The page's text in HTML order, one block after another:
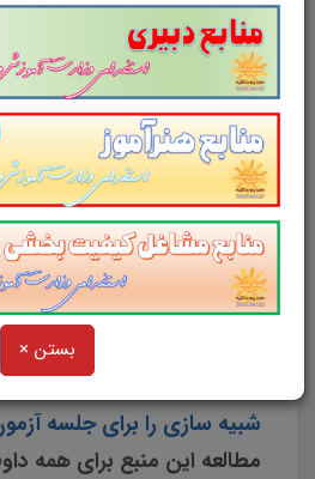
بستن ×
سوالات و تست سند آمایش
بلوچستانسوالاتسند
بلوچستانشامل80سوال
پاسخ تشریحیدر قالب فایل
برای آزمون های استخدامی
سوالات تستیسند آمایش
بلوچستانمطالب خوانده
استخدامی را نظم بخشیده
مرور سریع
و آگاهی های وی رانظم
شبیه سازی را برای جلسه
مطالعه این منبع برای همه